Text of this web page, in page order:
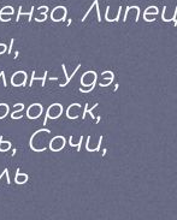
Удэ,
Сочи,